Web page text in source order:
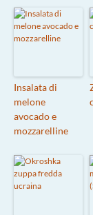
Insalata di
melone
avocado e
mozzarelline